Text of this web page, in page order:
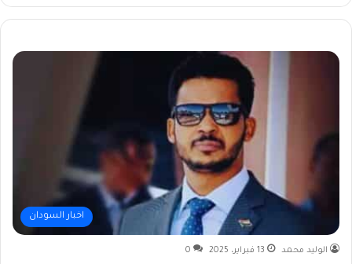
اخبار السودان
الوليد محمد 13 فبراير، 2025 0